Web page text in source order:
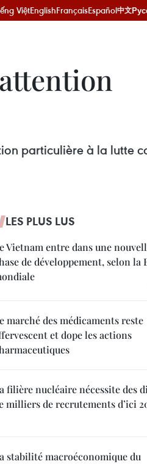
ViệtEnglishFrançaisEspañol中文
particulière à la lutte
LES PLUS LUS
Vietnam entre dans une
de développement, selon la
marché des médicaments reste
et dope les actions
filière nucléaire nécessite des
milliers de recrutements d’ici
stabilité macroéconomique du